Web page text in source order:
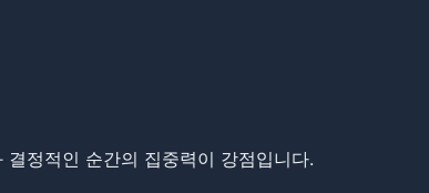
정적인 순간의 집중력이 강점입니다.